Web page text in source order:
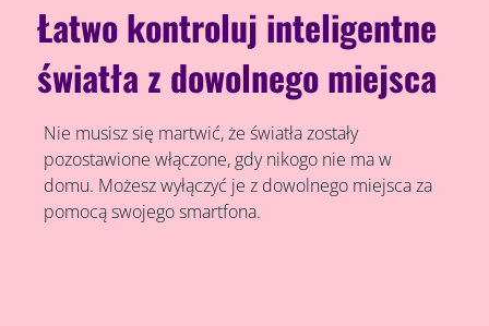
Łatwo kontroluj inteligentne
światła z dowolnego miejsca
Nie musisz się martwić, że światła zostały
pozostawione włączone, gdy nikogo nie ma w
domu. Możesz wyłączyć je z dowolnego miejsca za
pomocą swojego smartfona.